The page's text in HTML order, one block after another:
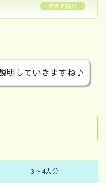
明していきますね♪
3～4人分